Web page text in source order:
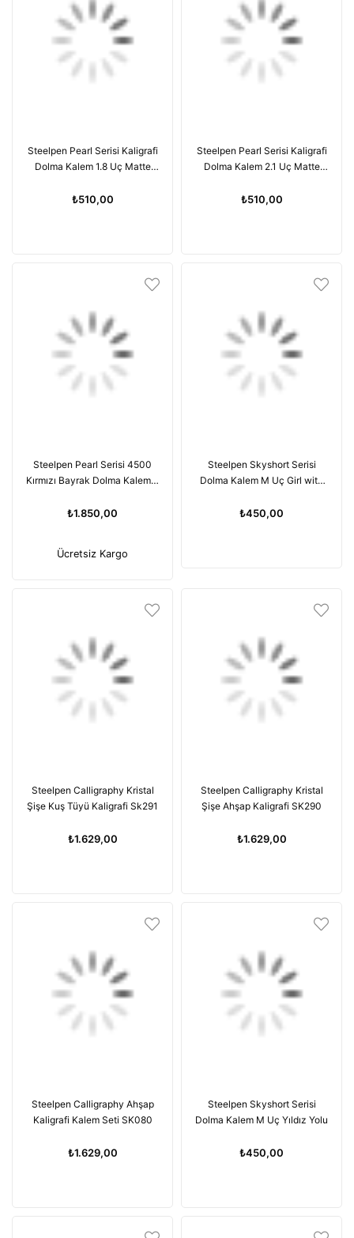
Steelpen Pearl Serisi Kaligrafi
Dolma Kalem 1.8 Uç Matte
₺510,00
Steelpen Pearl Serisi Kaligrafi
Dolma Kalem 2.1 Uç Matte
₺510,00
Steelpen Pearl Serisi 4500
Kırmızı Bayrak Dolma Kalem +
₺1.850,00
Ücretsiz Kargo
Steelpen Skyshort Serisi
Dolma Kalem M Uç Girl with
₺450,00
Steelpen Calligraphy Kristal
Şişe Kuş Tüyü Kaligrafi Sk291
₺1.629,00
Steelpen Calligraphy Kristal
Şişe Ahşap Kaligrafi SK290
₺1.629,00
Steelpen Calligraphy Ahşap
Kaligrafi Kalem Seti SK080
₺1.629,00
Steelpen Skyshort Serisi
Dolma Kalem M Uç Yıldız Yolu
₺450,00